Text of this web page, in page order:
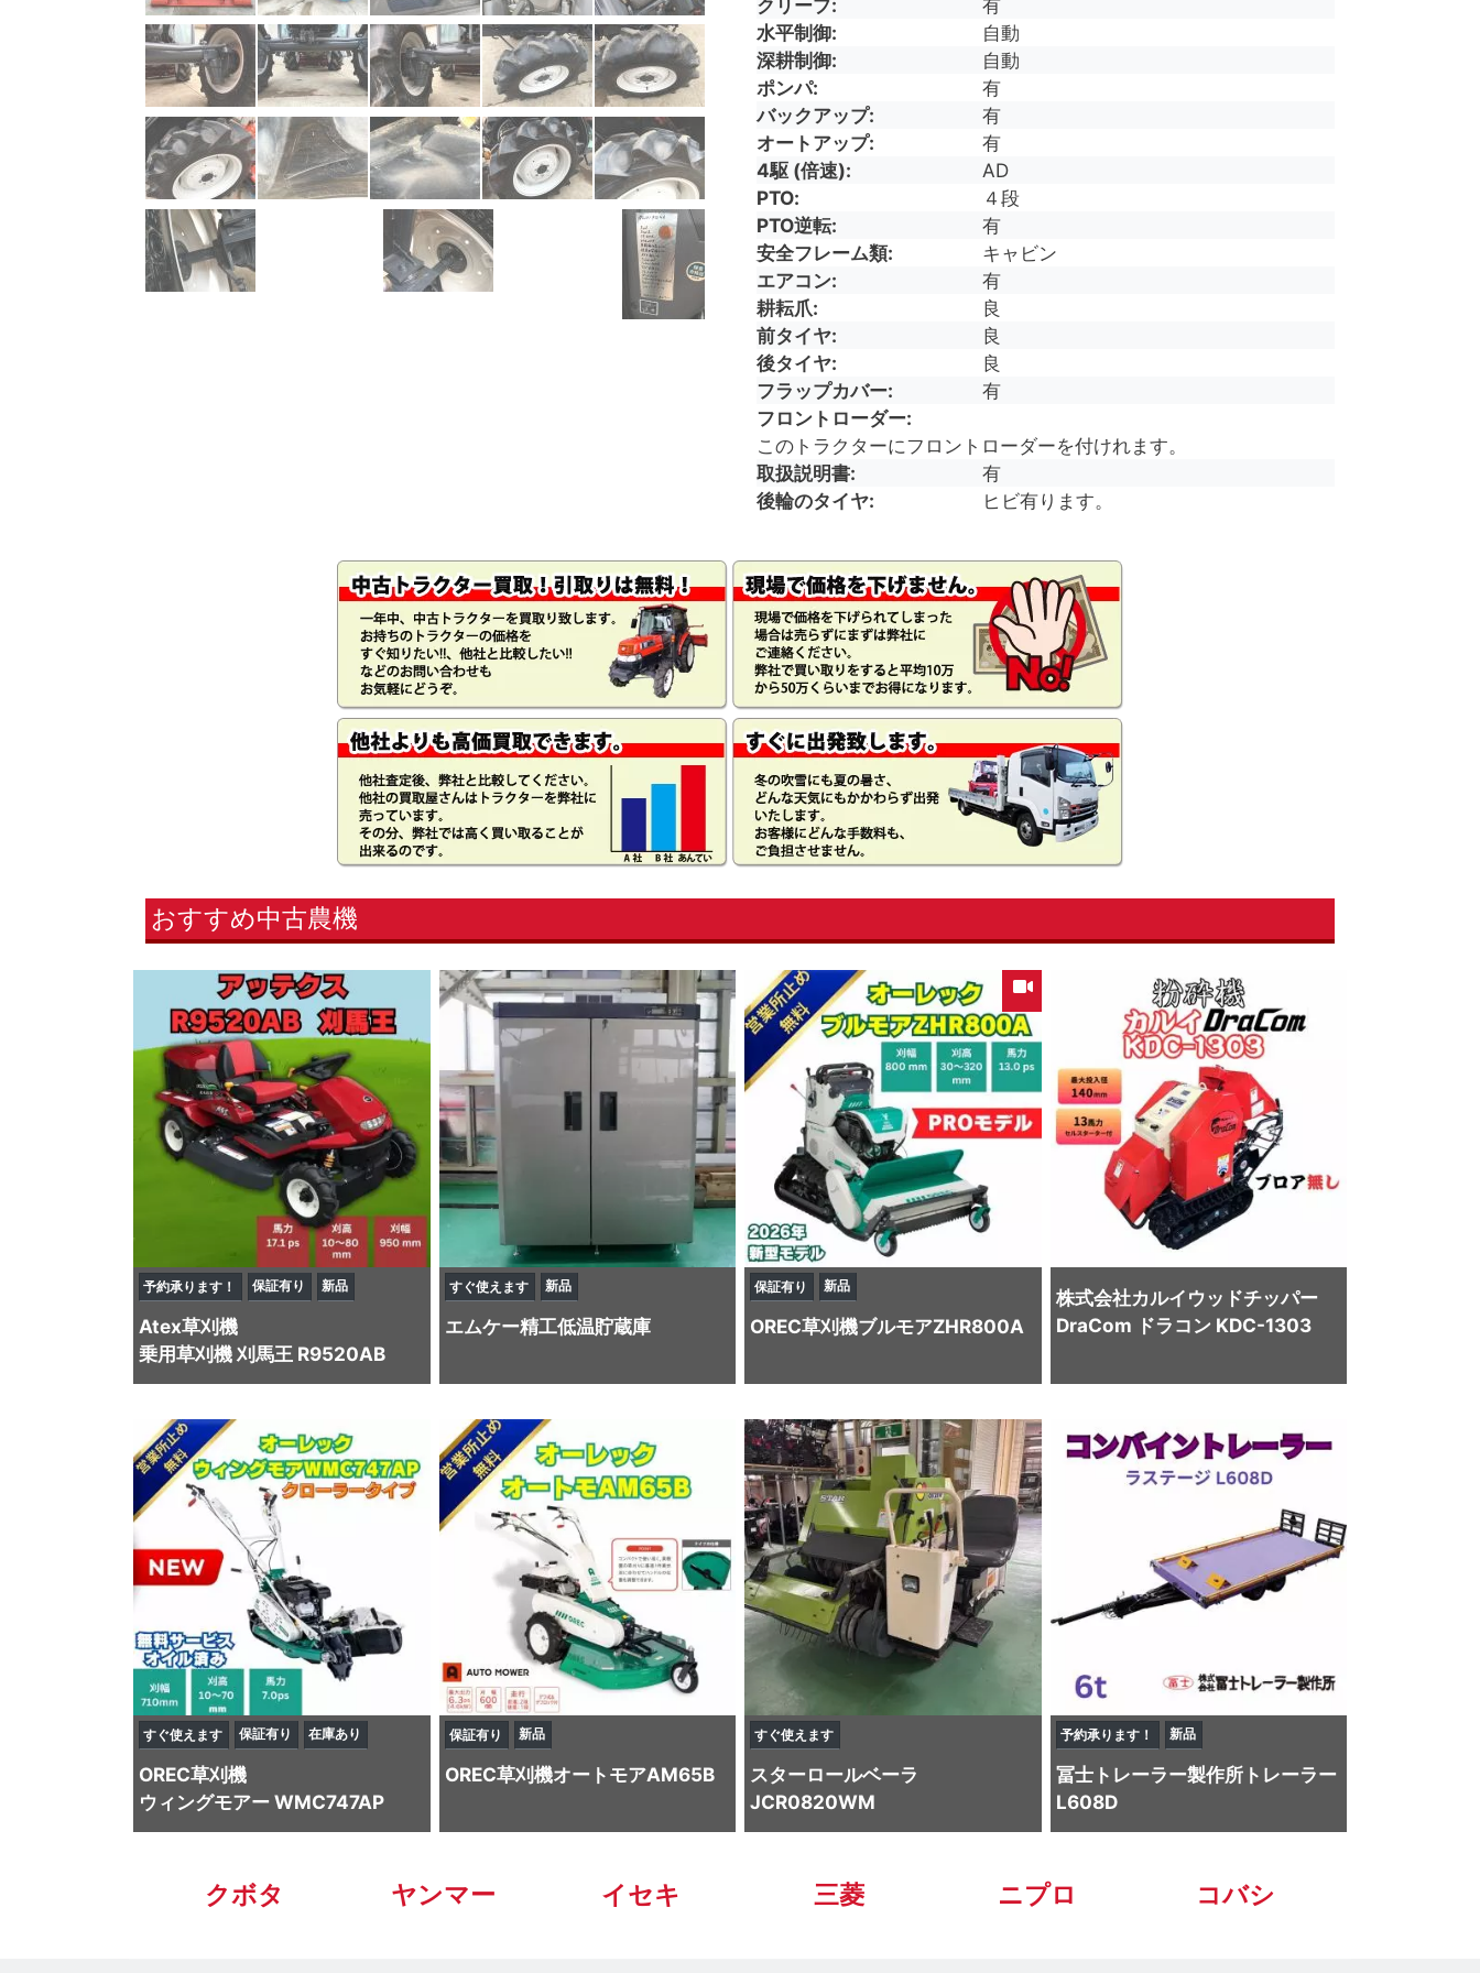
クリープ
有
水平制御
自動
深耕制御
自動
ポンパ
有
バックアップ
有
オートアップ
有
4駆 (倍速)
AD
PTO
４段
PTO逆転
有
安全フレーム類
キャビン
エアコン
有
耕耘爪
良
前タイヤ
良
後タイヤ
良
フラップカバー
有
フロントローダー
このトラクターにフロントローダーを付けれます。
取扱説明書
有
後輪のタイヤ
ヒビ有ります。
おすすめ中古農機
予約承ります！ 保証有り 新品
Atex草刈機
乗用草刈機 刈馬王 R9520AB
すぐ使えます 新品
エムケー精工低温貯蔵庫
保証有り 新品
OREC草刈機ブルモアZHR800A
株式会社カルイウッドチッパー
DraCom ドラコン KDC-1303
すぐ使えます 保証有り 在庫あり
OREC草刈機
ウィングモアー WMC747AP
保証有り 新品
OREC草刈機オートモアAM65B
すぐ使えます
スターロールベーラ
JCR0820WM
予約承ります！ 新品
冨士トレーラー製作所トレーラー
L608D
クボタ ヤンマー イセキ 三菱 ニプロ コバシ